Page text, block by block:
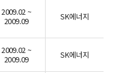
2009.02 ~
2009.09
SK에너지
2009.02 ~
2009.09
SK에너지